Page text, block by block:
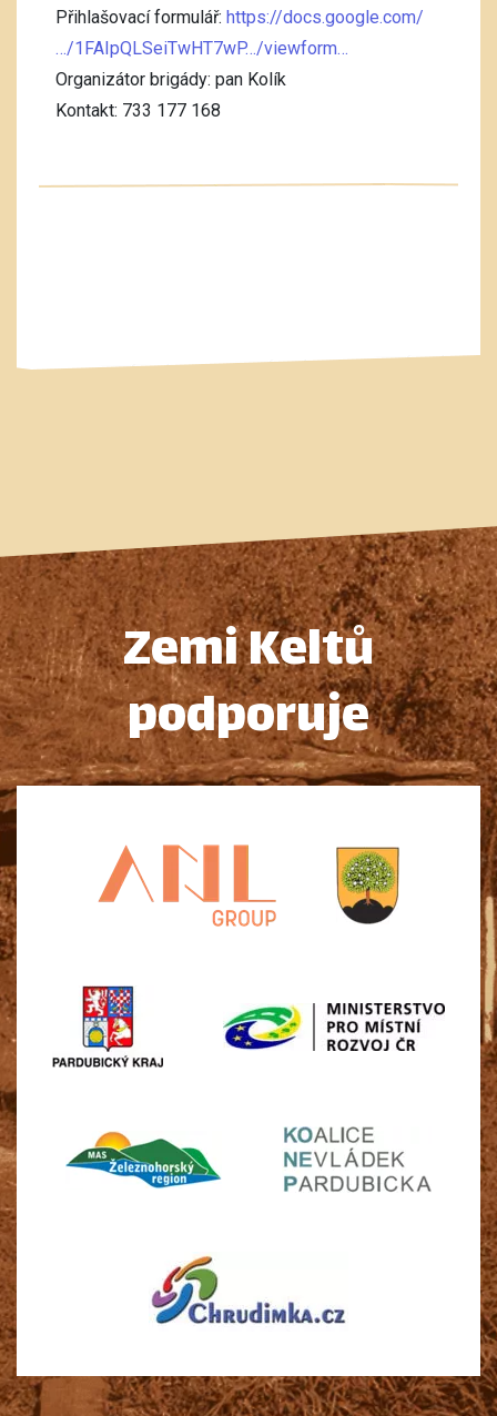
Přihlašovací formulář: https://docs.google.com/
…/1FAIpQLSeiTwHT7wP…/viewform…
Organizátor brigády: pan Kolík
Kontakt: 733 177 168
Zemi Keltů
podporuje